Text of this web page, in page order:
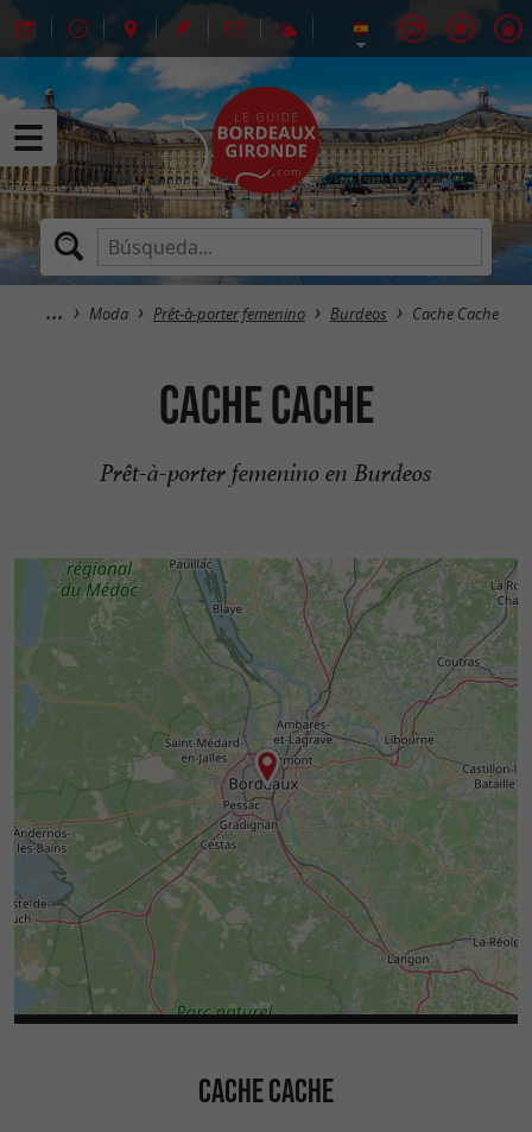
Moda Prêt-à-porter femenino Burdeos Cache Cache
Cache Cache
Prêt-à-porter femenino en Burdeos
CACHE CACHE